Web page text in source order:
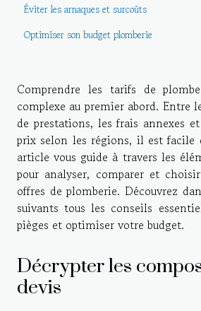
Éviter les arnaques et surcoûts
Optimiser son budget plomberie
Comprendre les tarifs de
complexe au premier abord. Entre
de prestations, les frais annexes
prix selon les régions, il est facile
article vous guide à travers les
pour analyser, comparer et
offres de plomberie. Découvrez
suivants tous les conseils
pièges et optimiser votre budget.
Décrypter les
devis